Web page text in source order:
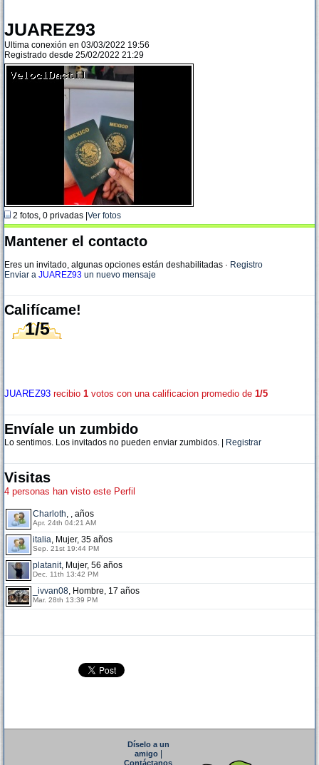
JUAREZ93
Ultima conexión en 03/03/2022 19:56
Registrado desde 25/02/2022 21:29
2 fotos, 0 privadas | Ver fotos
Mantener el contacto
Eres un invitado, algunas opciones están deshabilitadas · Registro
Enviar a JUAREZ93 un nuevo mensaje
Califícame!
1/5
JUAREZ93 recibio 1 votos con una calificacion promedio de 1/5
Envíale un zumbido
Lo sentimos. Los invitados no pueden enviar zumbidos. | Registrar
Visitas
4 personas han visto este Perfil
Charloth, , años
Apr. 24th 04:21 AM
italia, Mujer, 35 años
Sep. 21st 19:44 PM
platanit, Mujer, 56 años
Dec. 11th 13:42 PM
_ivvan08, Hombre, 17 años
Mar. 28th 13:39 PM
Díselo a un
amigo|
Contáctanos